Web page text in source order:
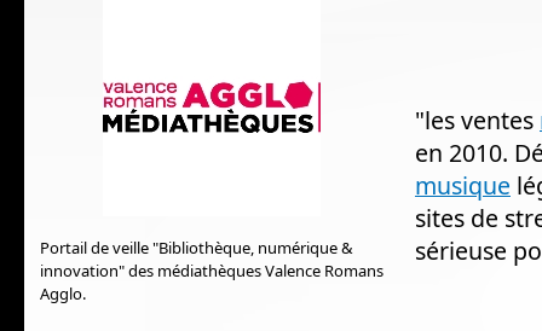
‎"les ventes
en 2010.
musique
sites de
sérieuse
Portail de veille "Bibliothèque, numérique &
innovation" des médiathèques Valence Romans
Agglo.